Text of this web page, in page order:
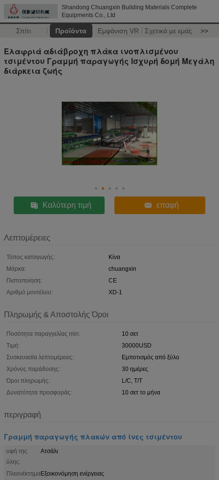
Shandong Chuangxin Building Materials Complete
Equipments Co., Ltd
Σπίτι Προϊόντα Εμφάνιση VR Σχετικά με εμάς >>
Ελαφριά αδιάβροχη πλάκα ινοπλισμένου
τσιμέντου Γραμμή παραγωγής Ισχυρή δομή Μεγάλη
διάρκεια ζωής
Καλύτερη τιμή επαφή
Λεπτομέρειες
Τόπος καταγωγής:
Κίνα
Μάρκα:
chuangxin
Πιστοποίηση:
CE
Αριθμό μοντέλου:
XD-1
Πληρωμής & Αποστολής Όροι
Ποσότητα παραγγελίας min:
10 σετ
Τιμή:
30000USD
Συσκευασία λεπτομέρειες:
Εμποτισμός από ξύλο
Χρόνος παράδοσης:
30 ημέρες
Όροι πληρωμής:
L/C, T/T
Δυνατότητα προσφοράς:
10 σετ το μήνα
περιγραφή
Γραμμή παραγωγής πλακών από ίνες τσιμέντου
υφή της
ύλης:
Ατσάλι
ΠλεονέκτημαΕξοικονόμηση ενέργειας